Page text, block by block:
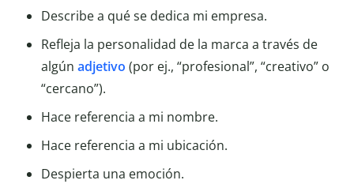
Describe a qué se dedica mi empresa.
Refleja la personalidad de la marca a través de
algún adjetivo (por ej., “profesional”, “creativo” o
“cercano”).
Hace referencia a mi nombre.
Hace referencia a mi ubicación.
Despierta una emoción.